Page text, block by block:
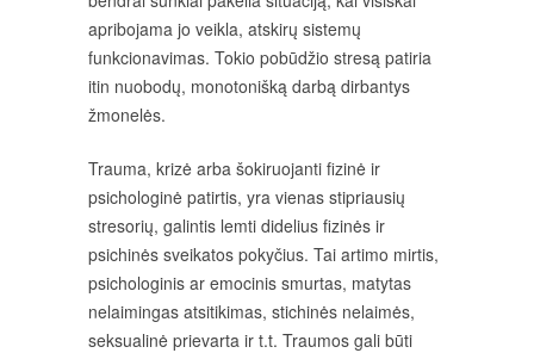
apribojama jo veikla, atskirų sistemų
funkcionavimas. Tokio pobūdžio stresą patiria
itin nuobodų, monotonišką darbą dirbantys
žmonelės.
Trauma, krizė arba šokiruojanti fizinė ir
psichologinė patirtis, yra vienas stipriausių
stresorių, galintis lemti didelius fizinės ir
psichinės sveikatos pokyčius. Tai artimo mirtis,
psichologinis ar emocinis smurtas, matytas
nelaimingas atsitikimas, stichinės nelaimės,
seksualinė prievarta ir t.t. Traumos gali būti